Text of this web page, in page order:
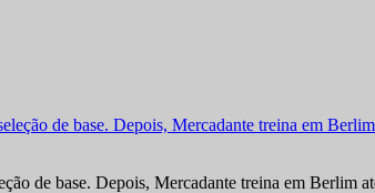
de base. Depois, Mercadante treina em Berlim